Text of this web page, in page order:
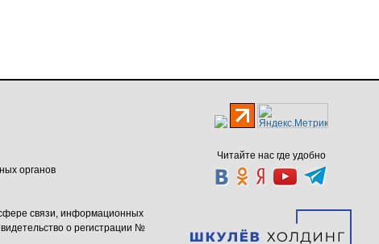
Читайте нас где удобно
органов
связи, информационных
о регистрации №